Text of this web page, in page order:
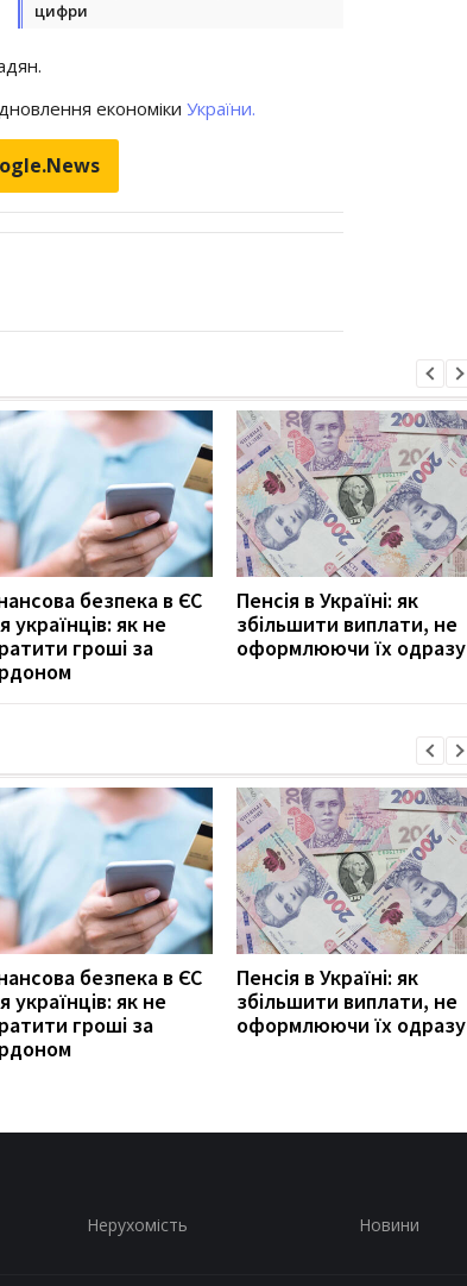
цифри
економіки України.
безпека в ЄС
українців: як не
гроші за
Пенсія в Україні: як
збільшити виплати, не
оформлюючи їх одразу
безпека в ЄС
українців: як не
гроші за
Пенсія в Україні: як
збільшити виплати, не
оформлюючи їх одразу
Нерухомість Новини